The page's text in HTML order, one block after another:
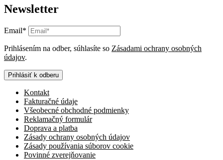
Newsletter
Email*
Prihlásením na odber, súhlasíte so Zásadami ochrany osobných
údajov.
Prihlásiť k odberu
Kontakt
Fakturačné údaje
Všeobecné obchodné podmienky
Reklamačný formulár
Doprava a platba
Zásady ochrany osobných údajov
Zásady používania súborov cookie
Povinné zverejňovanie